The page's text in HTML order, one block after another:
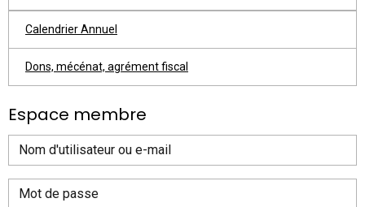
Calendrier Annuel
Dons, mécénat, agrément fiscal
Espace membre